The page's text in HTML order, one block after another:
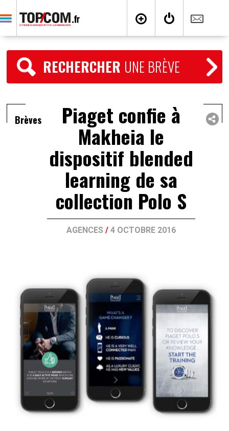
RECHERCHER UNE BRÈVE
Brèves Piaget confie à
Makheia le
dispositif blended
learning de sa
collection Polo S
AGENCES / 4 OCTOBRE 2016